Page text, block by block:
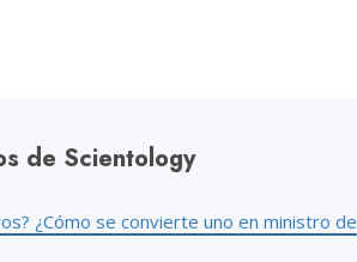
de Scientology
¿Cómo se convierte uno en ministro de